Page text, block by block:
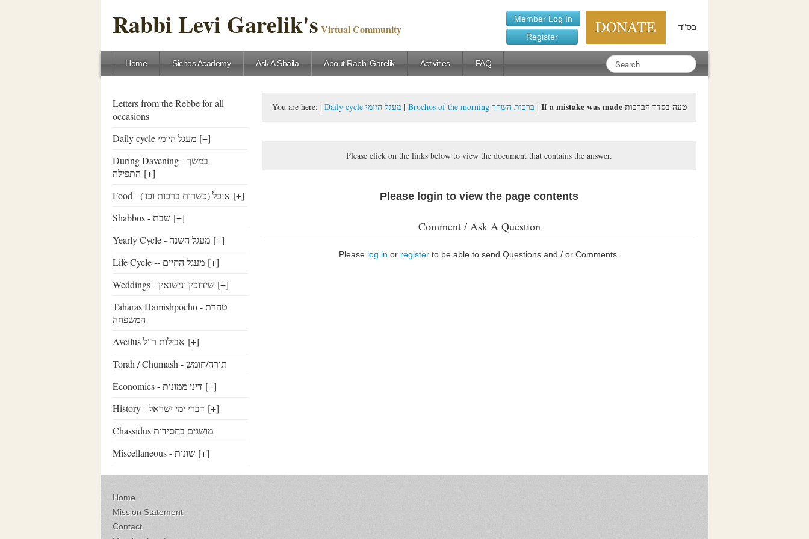
Rabbi Levi Garelik's Virtual Community
Member Log In
Register
בס"ד
Home Sichos Academy Ask A Shaila About Rabbi Garelik Activities FAQ
Letters from the Rebbe for all
occasions
Daily cycle מעגל היומי [+]
During Davening - במשך
התפילה [+]
Food - ('אוכל (כשרות ברכות וכו [+]
Shabbos - שבת [+]
Yearly Cycle - מעגל השנה [+]
Life Cycle -- מעגל החיים [+]
Weddings - שידוכין ונישואין [+]
Taharas Hamishpocho - טהרת
המשפחה
Aveilus אבילות ר"ל [+]
Torah / Chumash - תורה/חומש
Economics - דיני ממונות [+]
History - דברי ימי ישראל [+]
Chassidus מושגים בחסידות
Miscellaneous - שונות [+]
You are here: | Daily cycle מעגל היומי| Brochos of the morning ברכות השחר | If a mistake was made טעה בסדר הברכות
Please click on the links below to view the document that contains the answer.
Please login to view the page contents
Comment / Ask A Question
Please log in or register to be able to send Questions and / or Comments.
Home
Mission Statement
Contact